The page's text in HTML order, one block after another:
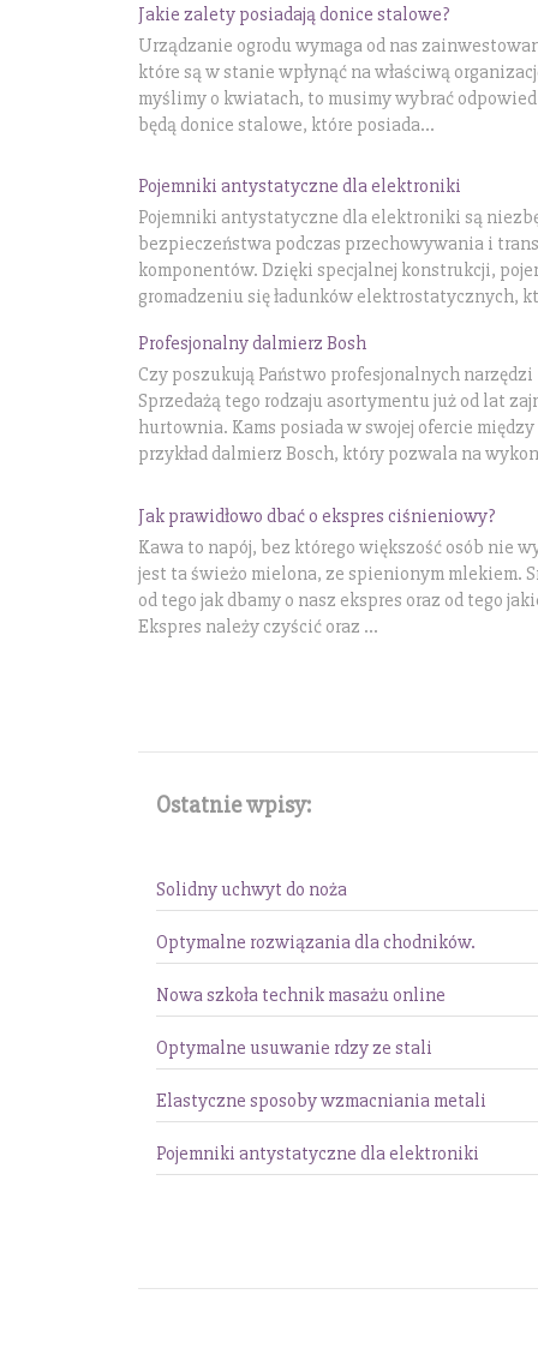
Jakie zalety posiadają donice stalowe?
Urządzanie ogrodu wymaga od nas
które są w stanie wpłynąć na właściwą
myślimy o kwiatach, to musimy wybrać
będą donice stalowe, które posiada...
Pojemniki antystatyczne dla elektroniki
Pojemniki antystatyczne dla elektroniki są
bezpieczeństwa podczas przechowywania i
komponentów. Dzięki specjalnej konstrukcji,
gromadzeniu się ładunków elektrostatycznych,
Profesjonalny dalmierz Bosh
Czy poszukują Państwo profesjonalnych
Sprzedażą tego rodzaju asortymentu już od lat
hurtownia. Kams posiada w swojej ofercie
przykład dalmierz Bosch, który pozwala na
Jak prawidłowo dbać o ekspres ciśnieniowy?
Kawa to napój, bez którego większość osób nie
jest ta świeżo mielona, ze spienionym mlekiem.
od tego jak dbamy o nasz ekspres oraz od tego
Ekspres należy czyścić oraz ...
Ostatnie wpisy:
Solidny uchwyt do noża
Optymalne rozwiązania dla chodników.
Nowa szkoła technik masażu online
Optymalne usuwanie rdzy ze stali
Elastyczne sposoby wzmacniania metali
Pojemniki antystatyczne dla elektroniki